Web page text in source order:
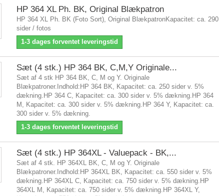
HP 364 XL Ph. BK, Original Blækpatron
HP 364 XL Ph. BK (Foto Sort), Original BlækpatronKapacitet: ca. 290
sider / fotos
1-3 dages forventet leveringstid
Sæt (4 stk.) HP 364 BK, C,M,Y Originale...
Sæt af 4 stk HP 364 BK, C, M og Y. Originale
Blækpatroner.Indhold:HP 364 BK, Kapacitet: ca. 250 sider v. 5%
dækning.HP 364 C, Kapacitet: ca. 300 sider v. 5% dækning.HP 364
M, Kapacitet: ca. 300 sider v. 5% dækning.HP 364 Y, Kapacitet: ca.
300 sider v. 5% dækning.
1-3 dages forventet leveringstid
Sæt (4 stk.) HP 364XL - Valuepack - BK,...
Sæt af 4 stk. HP 364XL BK, C, M og Y. Originale
Blækpatroner.Indhold:HP 364XL BK, Kapacitet: ca. 550 sider v. 5%
dækning.HP 364XL C, Kapacitet: ca. 750 sider v. 5% dækning.HP
364XL M, Kapacitet: ca. 750 sider v. 5% dækning.HP 364XL Y,